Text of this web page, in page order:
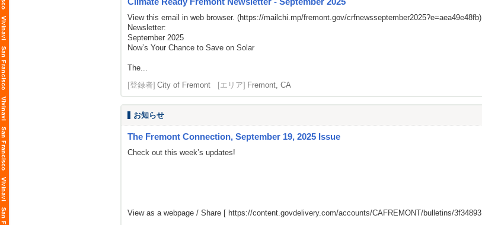
View this email in web browser. (https://mailchi.mp/fremont.gov/crfnewsseptember2025?e=aea49e48fb)
Newsletter:
September 2025
Now’s Your Chance to Save on Solar
The...
[登録者] City of Fremont [エリア] Fremont, CA
お知らせ
The Fremont Connection, September 19, 2025 Issue
Check out this week’s updates!
View as a webpage / Share [ https://content.govdelivery.com/accounts/CAFREMONT/bulletins/3f34893